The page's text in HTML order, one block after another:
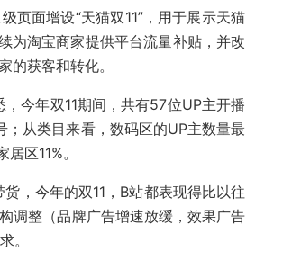
页面增设“天猫双11”，用于展示天猫
为淘宝商家提供平台流量补贴，并改
的获客和转化。
今年双11期间，共有57位UP主开播
；从类目来看，数码区的UP主数量最
区11%。
，今年的双11，B站都表现得比以往
调整（品牌广告增速放缓，效果广告
。